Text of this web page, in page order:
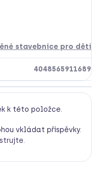
stavebnice pro děti
4048565911689
k této položce.
vkládat příspěvky.
.